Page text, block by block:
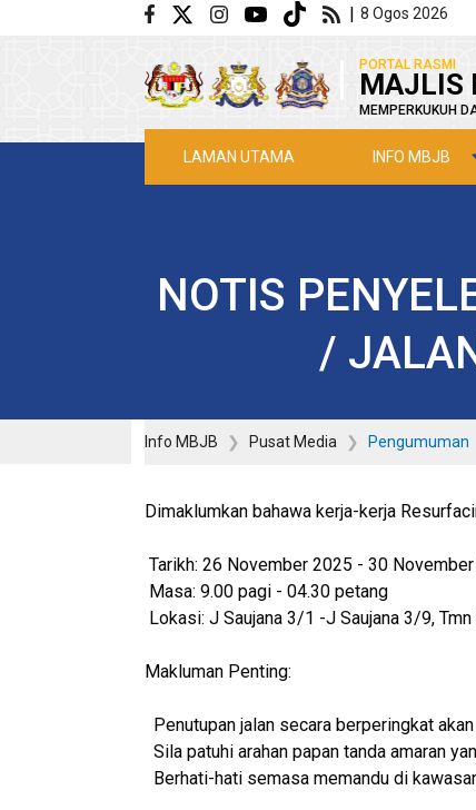
Langkau ke kandungan utama | 8 Ogos 2026
PORTAL RASMI
MAJLIS
MEMPERKUKUH
LAMAN UTAMA INFO MBJB
NOTIS
/
Info MBJB Pusat Media Pengumuman
Dimaklumkan bahawa kerja-kerja
Tarikh: 26 November 2025 - 30
Masa: 9.00 pagi - 04.30 petang
Lokasi: J Saujana 3/1 -J Saujana 3/9, Tmn
Makluman Penting:
Penutupan jalan secara berperingkat
Sila patuhi arahan papan tanda amaran
Berhati-hati semasa memandu di